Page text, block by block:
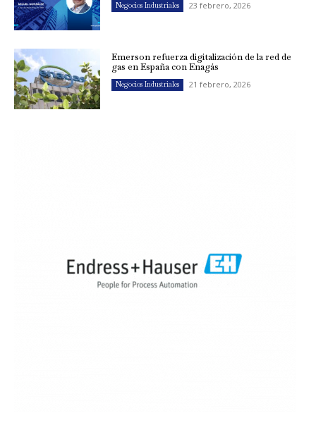
Negocios Industriales 23 febrero, 2026
Emerson refuerza digitalización de la red de
gas en España con Enagás
Negocios Industriales 21 febrero, 2026